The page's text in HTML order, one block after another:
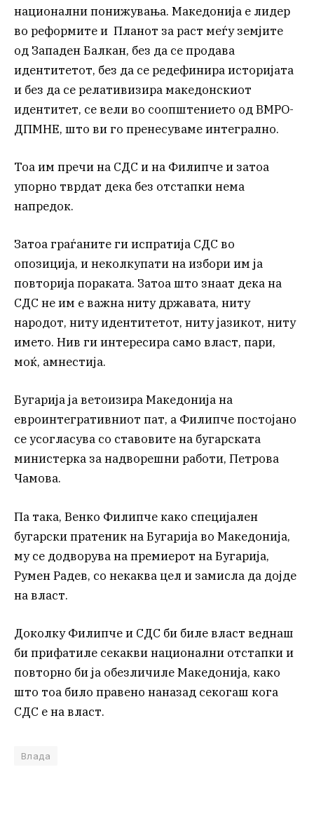
национални понижувања. Македонија е лидер
во реформите и Планот за раст меѓу земјите
од Западен Балкан, без да се продава
идентитетот, без да се редефинира историјата
и без да се релативизира македонскиот
идентитет, се вели во соопштението од ВМРО-
ДПМНЕ, што ви го пренесуваме интегрално.
Тоа им пречи на СДС и на Филипче и затоа
упорно тврдат дека без отстапки нема
напредок.
Затоа граѓаните ги испратија СДС во
опозиција, и неколкупати на избори им ја
повторија пораката. Затоа што знаат дека на
СДС не им е важна ниту државата, ниту
народот, ниту идентитетот, ниту јазикот, ниту
името. Нив ги интересира само власт, пари,
моќ, амнестија.
Бугарија ја ветоизира Македонија на
евроинтегративниот пат, а Филипче постојано
се усогласува со ставовите на бугарската
министерка за надворешни работи, Петрова
Чамова.
Па така, Венко Филипче како специјален
бугарски пратеник на Бугарија во Македонија,
му се додворува на премиерот на Бугарија,
Румен Радев, со некаква цел и замисла да дојде
на власт.
Доколку Филипче и СДС би биле власт веднаш
би прифатиле секакви национални отстапки и
повторно би ја обезличиле Македонија, како
што тоа било правено наназад секогаш кога
СДС е на власт.
Влада